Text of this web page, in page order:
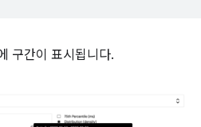
구간이 표시됩니다.